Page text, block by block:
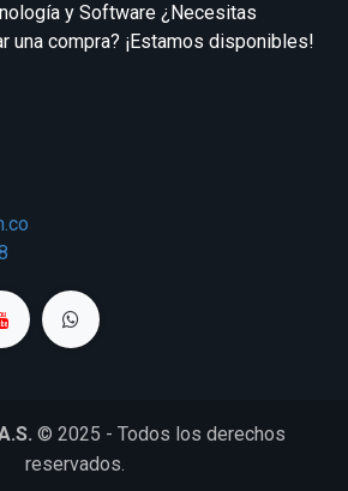
y Software ¿Necesitas
una compra? ¡Estamos disponibles!
© 2025 - Todos los derechos
reservados.